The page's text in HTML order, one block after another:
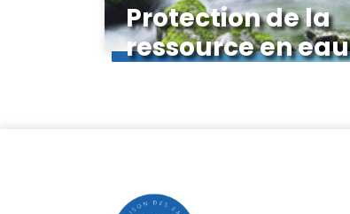
Protection de la
ressource en eau